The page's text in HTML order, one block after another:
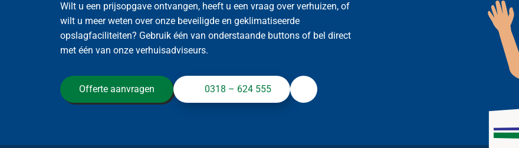
Wilt u een prijsopgave ontvangen, heeft u een vraag over verhuizen, of
wilt u meer weten over onze beveiligde en geklimatiseerde
opslagfaciliteiten? Gebruik één van onderstaande buttons of bel direct
met één van onze verhuisadviseurs.
Offerte aanvragen 0318 – 624 555